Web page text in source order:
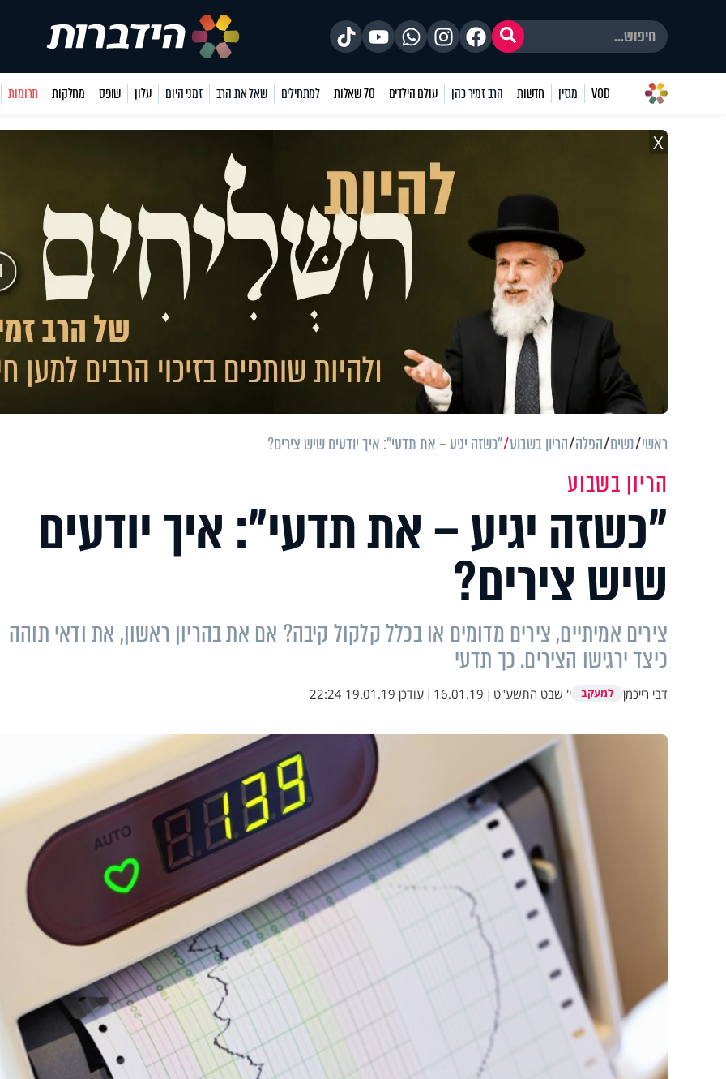
VOD מגזין חדשות הרב זמיר כהן עולם הילדים 70 שאלות למתחילים שאל את הרב זמני היום עלון שופס מחלקות תרומות
X
ראשי נשים הפלה הריון בשבוע "כשזה יגיע – את תדעי": איך יודעים שיש צירים?
הריון בשבוע
"כשזה יגיע – את תדעי": איך יודעים
שיש צירים?
צירים אמיתיים, צירים מדומים או בכלל קלקול קיבה? אם את בהריון ראשון, את ודאי תוהה
כיצד ירגישו הצירים. כך תדעי
דבי רייכמן למעקב י' שבט התשע"ט |
16.01.19
| עודכן 19.01.19 22:24